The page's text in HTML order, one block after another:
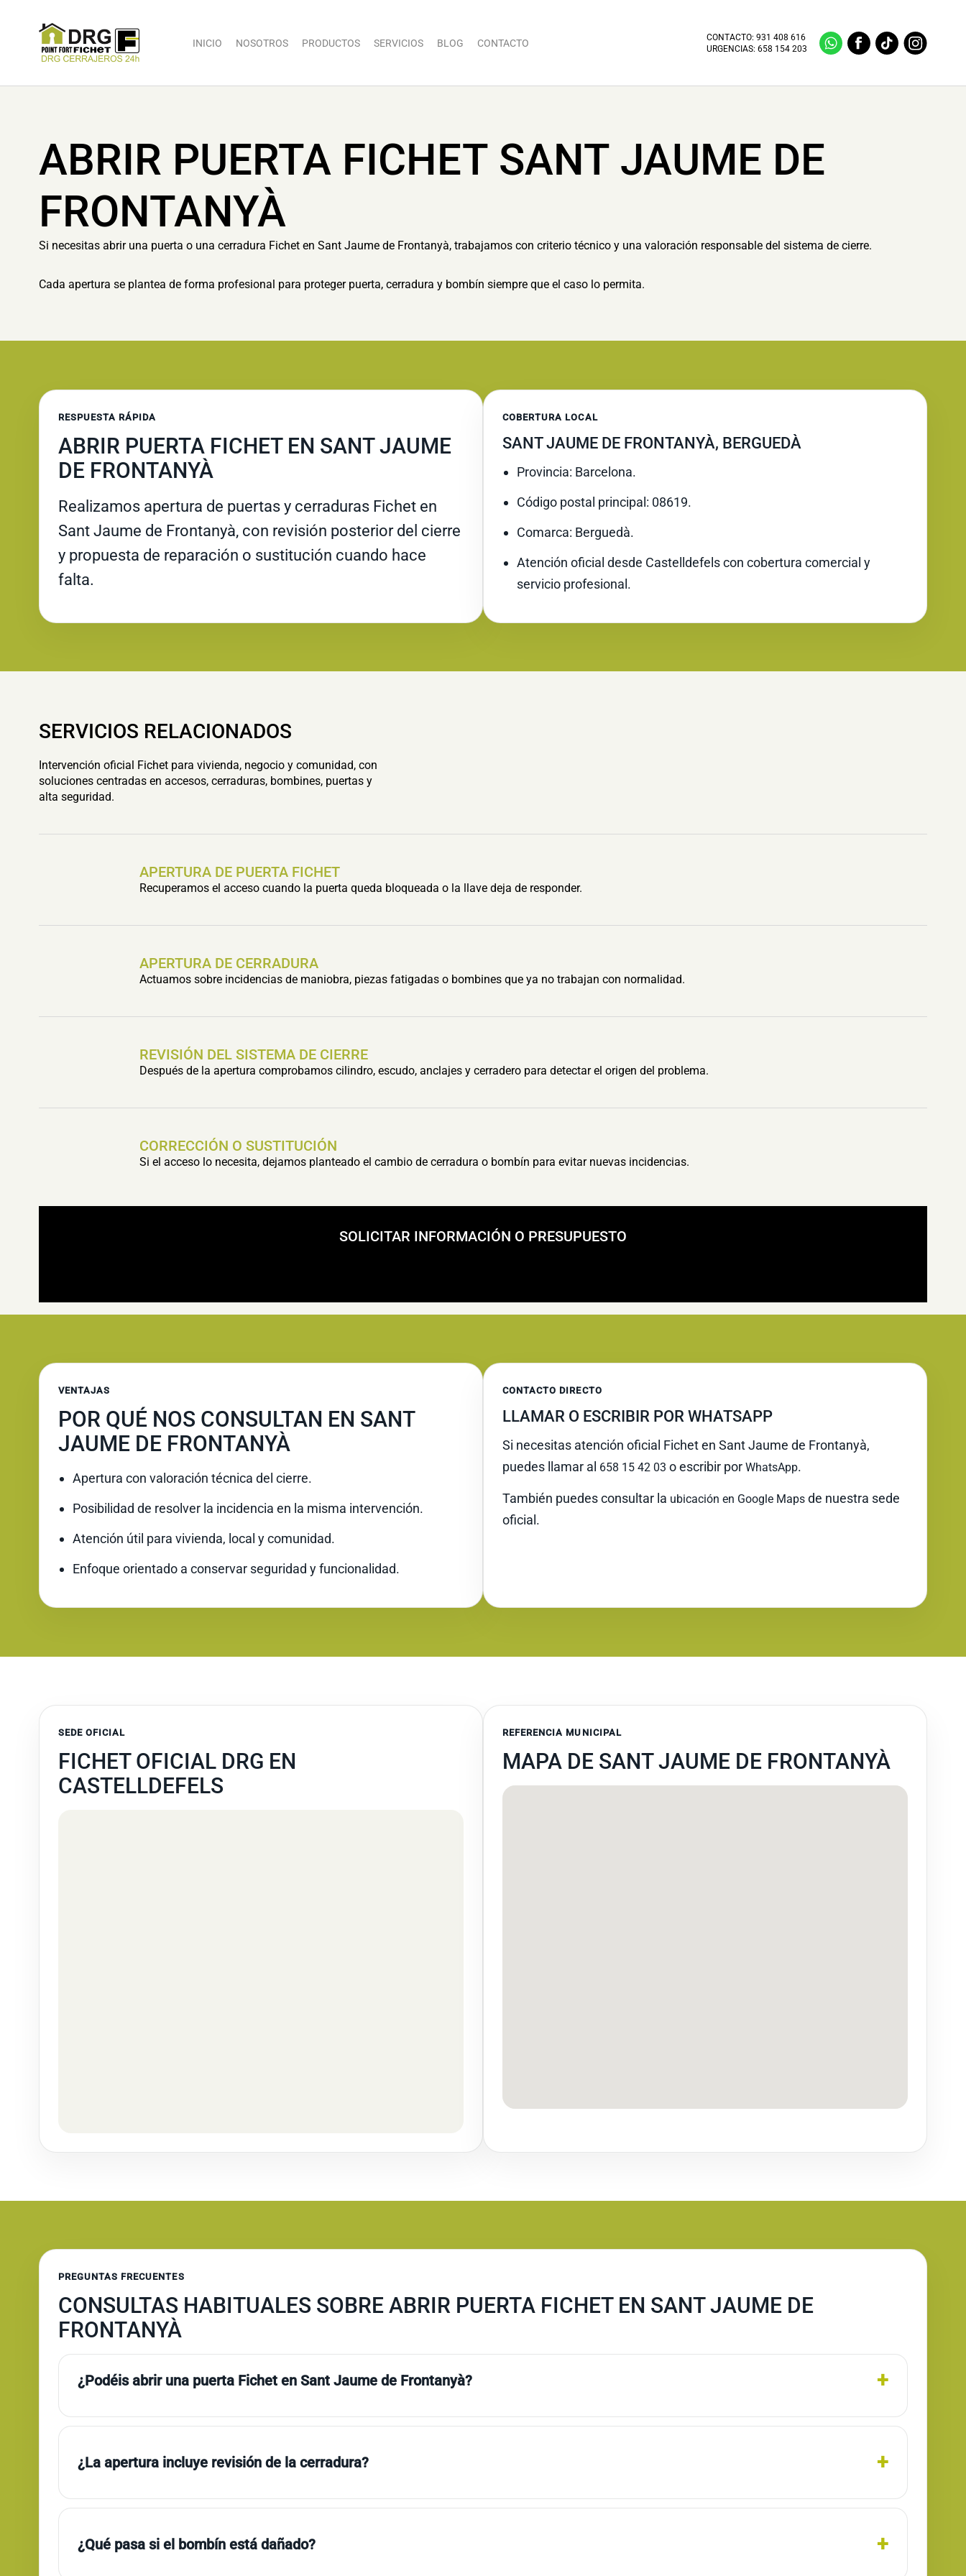
INICIO NOSOTROS PRODUCTOS SERVICIOS BLOG CONTACTO
CONTACTO:931 408 616
URGENCIAS:658 154 203
ABRIR PUERTA FICHET SANT JAUME DE
FRONTANYÀ
Si necesitas abrir una puerta o una cerradura Fichet en Sant Jaume de Frontanyà, trabajamos con criterio técnico y una valoración responsable del sistema de cierre.
Cada apertura se plantea de forma profesional para proteger puerta, cerradura y bombín siempre que el caso lo permita.
RESPUESTA RÁPIDA
ABRIR PUERTA FICHET EN SANT JAUME
DE FRONTANYÀ
Realizamos apertura de puertas y cerraduras Fichet en
Sant Jaume de Frontanyà, con revisión posterior del cierre
y propuesta de reparación o sustitución cuando hace
falta.
COBERTURA LOCAL
SANT JAUME DE FRONTANYÀ, BERGUEDÀ
Provincia: Barcelona.
Código postal principal: 08619.
Comarca: Berguedà.
Atención oficial desde Castelldefels con cobertura comercial y
servicio profesional.
SERVICIOS RELACIONADOS
Intervención oficial Fichet para vivienda, negocio y comunidad, con
soluciones centradas en accesos, cerraduras, bombines, puertas y
alta seguridad.
APERTURA DE PUERTA FICHET
Recuperamos el acceso cuando la puerta queda bloqueada o la llave deja de responder.
APERTURA DE CERRADURA
Actuamos sobre incidencias de maniobra, piezas fatigadas o bombines que ya no trabajan con normalidad.
REVISIÓN DEL SISTEMA DE CIERRE
Después de la apertura comprobamos cilindro, escudo, anclajes y cerradero para detectar el origen del problema.
CORRECCIÓN O SUSTITUCIÓN
Si el acceso lo necesita, dejamos planteado el cambio de cerradura o bombín para evitar nuevas incidencias.
SOLICITAR INFORMACIÓN O PRESUPUESTO
VENTAJAS
POR QUÉ NOS CONSULTAN EN SANT
JAUME DE FRONTANYÀ
Apertura con valoración técnica del cierre.
Posibilidad de resolver la incidencia en la misma intervención.
Atención útil para vivienda, local y comunidad.
Enfoque orientado a conservar seguridad y funcionalidad.
CONTACTO DIRECTO
LLAMAR O ESCRIBIR POR WHATSAPP
Si necesitas atención oficial Fichet en Sant Jaume de Frontanyà,
puedes llamar al 658 15 42 03 o escribir por WhatsApp.
También puedes consultar la ubicación en Google Maps de nuestra sede
oficial.
SEDE OFICIAL
FICHET OFICIAL DRG EN
CASTELLDEFELS
REFERENCIA MUNICIPAL
MAPA DE SANT JAUME DE FRONTANYÀ
PREGUNTAS FRECUENTES
CONSULTAS HABITUALES SOBRE ABRIR PUERTA FICHET EN SANT JAUME DE
FRONTANYÀ
¿Podéis abrir una puerta Fichet en Sant Jaume de Frontanyà?
¿La apertura incluye revisión de la cerradura?
¿Qué pasa si el bombín está dañado?